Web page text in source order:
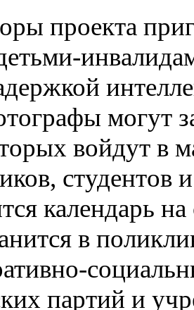
проекта
могут
войдут в
студентов
календарь
в
партий и